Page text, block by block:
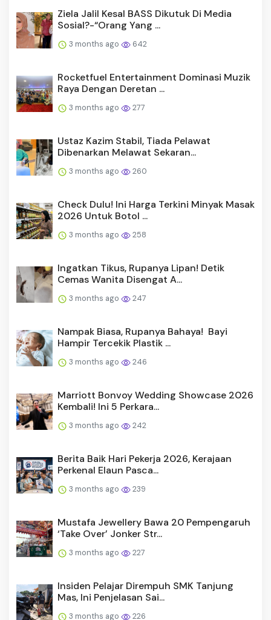
Ziela Jalil Kesal BASS Dikutuk Di Media
Sosial?-“Orang Yang ...
3 months ago 642
Rocketfuel Entertainment Dominasi Muzik
Raya Dengan Deretan ...
3 months ago 277
Ustaz Kazim Stabil, Tiada Pelawat
Dibenarkan Melawat Sekaran...
3 months ago 260
Check Dulu! Ini Harga Terkini Minyak Masak
2026 Untuk Botol ...
3 months ago 258
Ingatkan Tikus, Rupanya Lipan! Detik
Cemas Wanita Disengat A...
3 months ago 247
Nampak Biasa, Rupanya Bahaya! Bayi
Hampir Tercekik Plastik ...
3 months ago 246
Marriott Bonvoy Wedding Showcase 2026
Kembali! Ini 5 Perkara...
3 months ago 242
Berita Baik Hari Pekerja 2026, Kerajaan
Perkenal Elaun Pasca...
3 months ago 239
Mustafa Jewellery Bawa 20 Pempengaruh
‘Take Over’ Jonker Str...
3 months ago 227
Insiden Pelajar Dirempuh SMK Tanjung
Mas, Ini Penjelasan Sai...
3 months ago 226